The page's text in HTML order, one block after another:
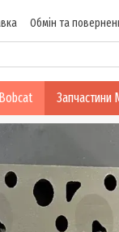
Обмін та
Запчастини